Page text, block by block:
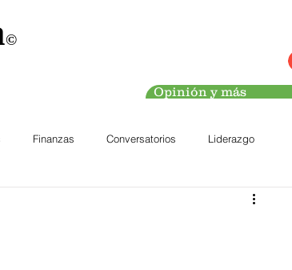
©
Opinión y más
Finanzas Conversatorios Liderazgo